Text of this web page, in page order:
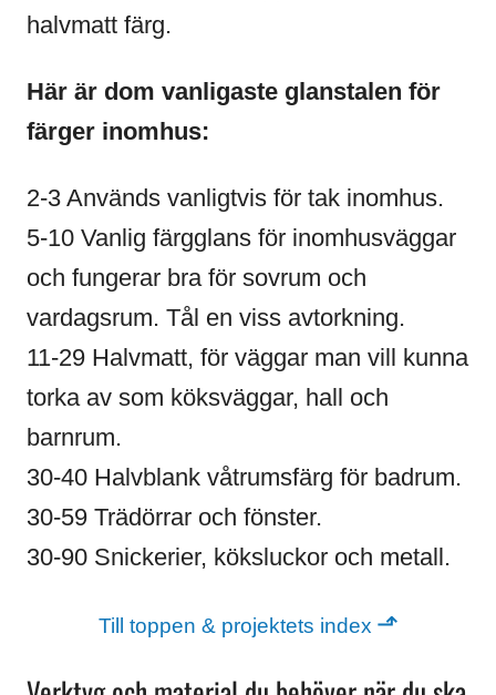
halvmatt färg.
Här är dom vanligaste glanstalen för
färger inomhus:
2-3 Används vanligtvis för tak inomhus.
5-10 Vanlig färgglans för inomhusväggar
och fungerar bra för sovrum och
vardagsrum. Tål en viss avtorkning.
11-29 Halvmatt, för väggar man vill kunna
torka av som köksväggar, hall och
barnrum.
30-40 Halvblank våtrumsfärg för badrum.
30-59 Trädörrar och fönster.
30-90 Snickerier, köksluckor och metall.
Till toppen & projektets index ⬏